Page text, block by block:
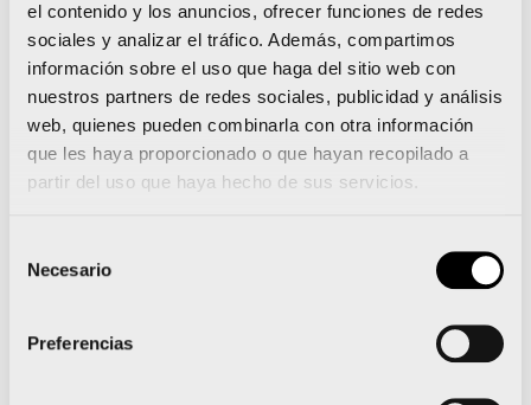
el contenido y los anuncios, ofrecer funciones de redes
sociales y analizar el tráfico. Además, compartimos
información sobre el uso que haga del sitio web con
nuestros partners de redes sociales, publicidad y análisis
web, quienes pueden combinarla con otra información
que les haya proporcionado o que hayan recopilado a
partir del uso que haya hecho de sus servicios.
Necesario
Preferencias
para recoger su dorsal, pulsera y bolsa del
corredor.
Del mismo modo, el voluntariado que estará en
los puntos de avituallamiento en las calles de la
obligatorio de mascarilla y guantes.
Formación en RCP para el voluntariado